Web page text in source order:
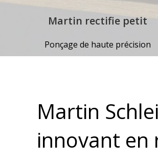
Martin
innovant en